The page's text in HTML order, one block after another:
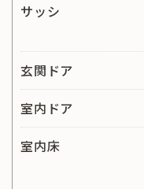
サッシ
玄関ドア
室内ドア
室内床